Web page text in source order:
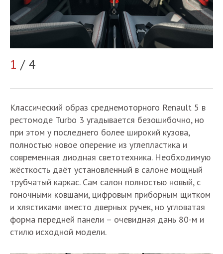
1 / 4
Классический образ среднемоторного Renault 5 в
рестомоде Turbo 3 угадывается безошибочно, но
при этом у последнего более широкий кузова,
полностью новое оперение из углепластика и
современная диодная светотехника. Необходимую
жёсткость даёт установленный в салоне мощный
трубчатый каркас. Сам салон полностью новый, с
гоночными ковшами, цифровым приборным щитком
и хлястиками вместо дверных ручек, но угловатая
форма передней панели – очевидная дань 80-м и
стилю исходной модели.